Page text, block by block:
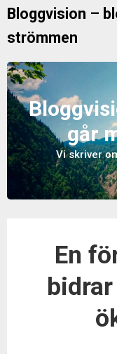
Bloggvision –
strömmen
går
Vi skriver
En